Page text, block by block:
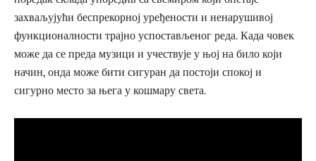
захваљујући беспрекорној уређености и ненарушивој
функционалности трајно успостављеног реда. Када човек
може да се преда музици и учествује у њој на било који
начин, онда може бити сигуран да постоји спокој и
сигурно место за њега у кошмару света.